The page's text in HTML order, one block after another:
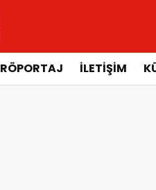
RÖPORTAJ İLETİŞİM